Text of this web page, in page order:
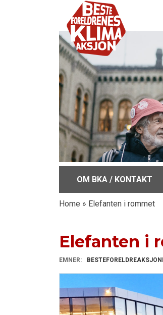
OM BKA / KONTAKT
Home » Elefanten i rommet
Elefanten i
EMNER: